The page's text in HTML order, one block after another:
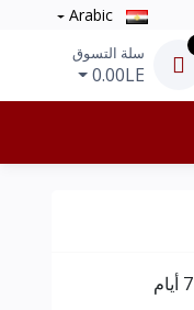
سلة التسوق
0.00LE